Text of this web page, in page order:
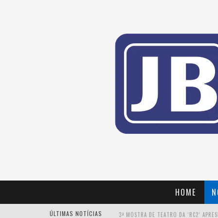
HOME
ÚLTIMAS NOTÍCIAS